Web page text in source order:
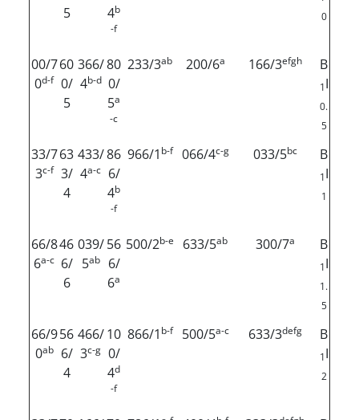
5
4b
-f
0
00/7
0d-f
60
0/
5
366/
4b-d
80
0/
5a
-c
233/3ab 200/6a 166/3efgh B
1I
0.
5
33/7
3c-f
63
3/
4
433/
4a-c
86
6/
4b
-f
966/1 b-f 066/4c-g 033/5bc B
1I
1
66/8
6a-c
46
6/
6
039/
5ab
56
6/
6a
500/2b-e 633/5ab 300/7a B
1I
1.
5
66/9
0ab
56
6/
4
466/
3c-g
10
0/
4d
-f
866/1 b-f 500/5a-c 633/3defg B
1I
2